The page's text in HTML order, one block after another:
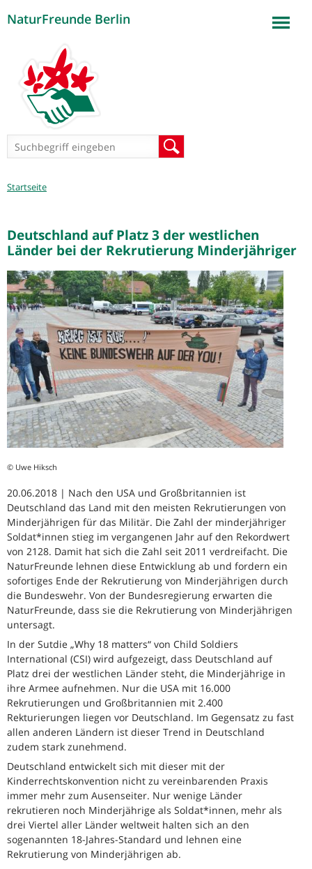
NaturFreunde Berlin
Suchformular
Sie
Startseite
Deutschland auf Platz 3 der westlichen
Länder bei der Rekrutierung Minderjähriger
© Uwe Hiksch
20.06.2018 | Nach den USA und Großbritannien ist
Deutschland das Land mit den meisten Rekrutierungen von
Minderjährigen für das Militär. Die Zahl der minderjähriger
Soldat*innen stieg im vergangenen Jahr auf den Rekordwert
von 2128. Damit hat sich die Zahl seit 2011 verdreifacht. Die
NaturFreunde lehnen diese Entwicklung ab und fordern ein
sofortiges Ende der Rekrutierung von Minderjährigen durch
die Bundeswehr. Von der Bundesregierung erwarten die
NaturFreunde, dass sie die Rekrutierung von Minderjährigen
untersagt.
In der Sutdie „Why 18 matters“ von Child Soldiers
International (CSI) wird aufgezeigt, dass Deutschland auf
Platz drei der westlichen Länder steht, die Minderjährige in
ihre Armee aufnehmen. Nur die USA mit 16.000
Rekrutierungen und Großbritannien mit 2.400
Rekturierungen liegen vor Deutschland. Im Gegensatz zu fast
allen anderen Ländern ist dieser Trend in Deutschland
zudem stark zunehmend.
Deutschland entwickelt sich mit dieser mit der
Kinderrechtskonvention nicht zu vereinbarenden Praxis
immer mehr zum Ausenseiter. Nur wenige Länder
rekrutieren noch Minderjährige als Soldat*innen, mehr als
drei Viertel aller Länder weltweit halten sich an den
sogenannten 18-Jahres-Standard und lehnen eine
Rekrutierung von Minderjährigen ab.